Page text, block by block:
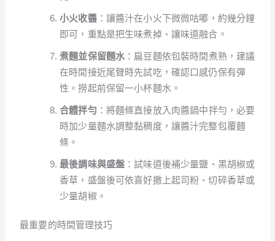
小火收醬：讓醬汁在小火下微微咕嘟，約幾分鐘
即可，重點是把生味煮掉、讓味道融合。
煮麵並保留麵水 ：扁豆麵依包裝時間煮熟，建議
在時間接近尾聲時先試吃，確認口感仍保有彈
性。撈起前保留一小杯麵水。
合體拌勻 ：將麵條直接放入肉醬鍋中拌勻，必要
時加少量麵水調整黏稠度，讓醬汁完整包覆麵
條。
最後調味與盛盤 ：試味道後補少量鹽、黑胡椒或
香草，盛盤後可依喜好撒上起司粉、切碎香草或
少量胡椒。
最重要的時間管理技巧